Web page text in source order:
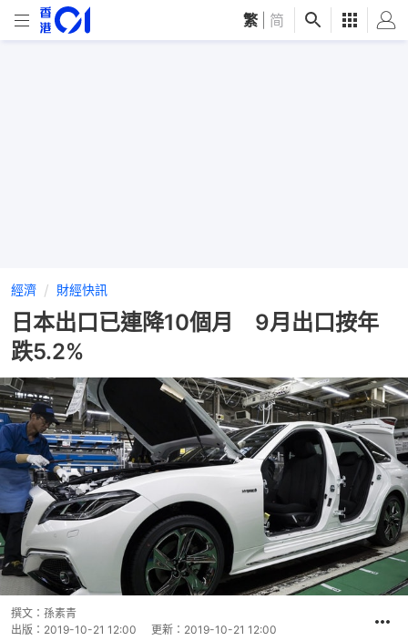
繁 简
經濟 財經快訊
日本出口已連降10個月 9月出口按年
跌5.2%
撰文： 孫素青
出版： 2019-10-21 12:00 更新： 2019-10-21 12:00